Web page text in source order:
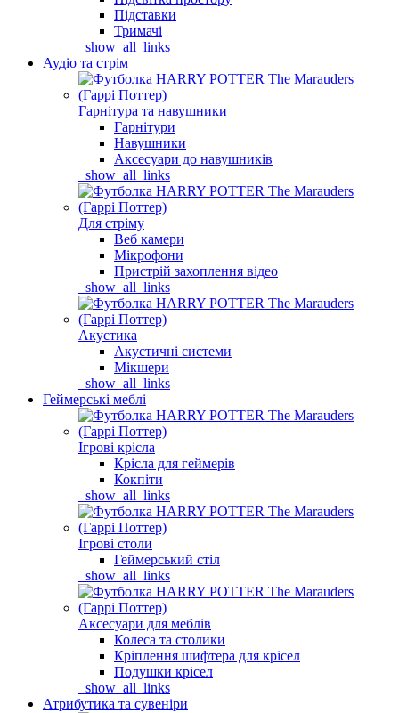
Підставки
Тримачі
_show_all_links
Аудіо та стрім
Гарнітура та навушники
Гарнітури
Навушники
Аксесуари до навушників
_show_all_links
Для стріму
Веб камери
Мікрофони
Пристрій захоплення відео
_show_all_links
Акустика
Акустичні системи
Мікшери
_show_all_links
Геймерські меблі
Ігрові крісла
Крісла для геймерів
Кокпіти
_show_all_links
Ігрові столи
Геймерський стіл
_show_all_links
Аксесуари для меблів
Колеса та столики
Кріплення шифтера для крісел
Подушки крісел
_show_all_links
Атрибутика та сувеніри